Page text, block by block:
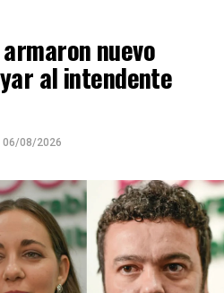
nuevo
al intendente
06/08/2026